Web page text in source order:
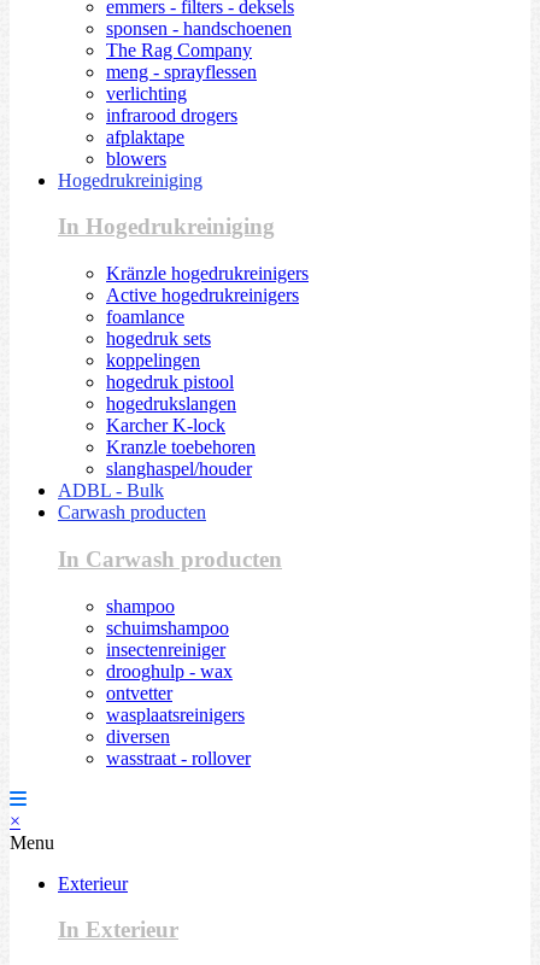
emmers - filters - deksels
sponsen - handschoenen
The Rag Company
meng - sprayflessen
verlichting
infrarood drogers
afplaktape
blowers
Hogedrukreiniging
In Hogedrukreiniging
Kränzle hogedrukreinigers
Active hogedrukreinigers
foamlance
hogedruk sets
koppelingen
hogedruk pistool
hogedrukslangen
Karcher K-lock
Kranzle toebehoren
slanghaspel/houder
ADBL - Bulk
Carwash producten
In Carwash producten
shampoo
schuimshampoo
insectenreiniger
drooghulp - wax
ontvetter
wasplaatsreinigers
diversen
wasstraat - rollover
×
Menu
Exterieur
In Exterieur